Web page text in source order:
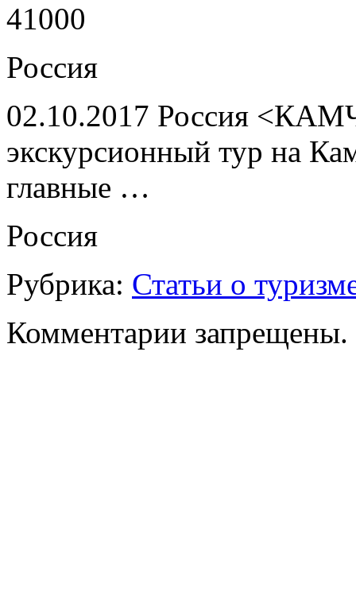
41000
Россия
02.10.2017 Россия
экскурсионный тур на
главные …
Россия
Рубрика: Статьи о
Комментарии запрещены.